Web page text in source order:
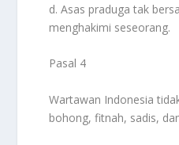
d. Asas praduga tak
menghakimi seseorang.
Pasal 4
Wartawan Indonesia
bohong, fitnah, sadis,